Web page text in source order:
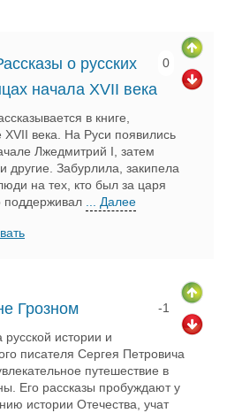
о русских
начала XVII века
0
в книге,
XVII века. На Руси появились
Лжедмитрий I, затем
другие. Забурлила, закипела
на тех, кто был за царя
поддерживал
... Далее
Грозном -1
русской истории и
писателя Сергея Петровича
путешествие в
Его рассказы пробуждают у
истории Отечества, учат